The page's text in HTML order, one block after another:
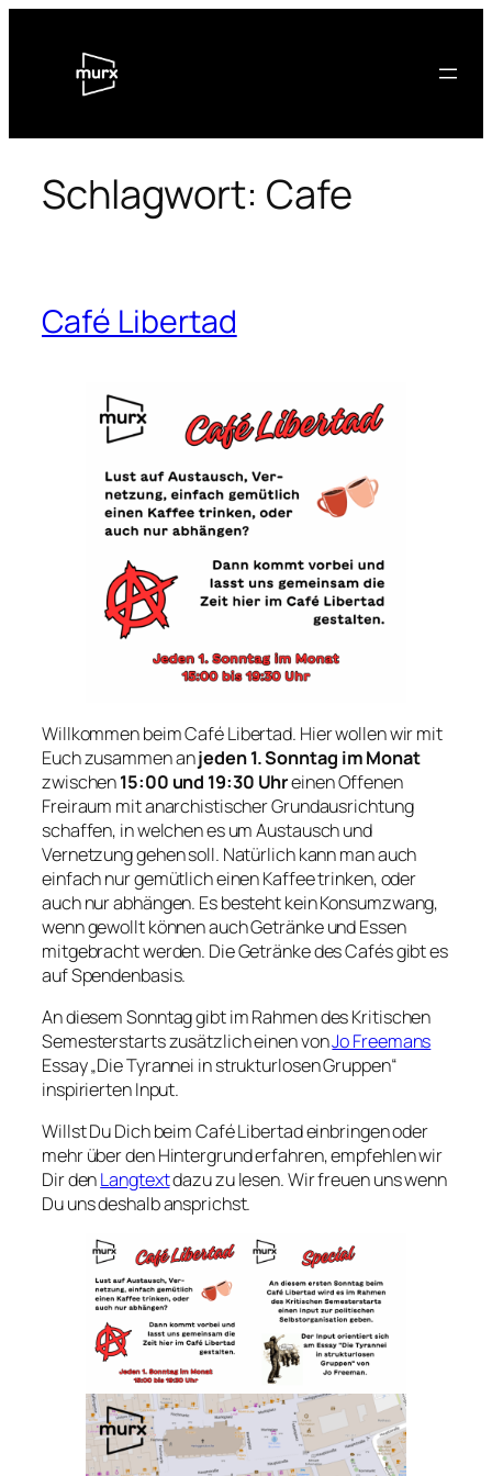
springen
Schlagwort: Cafe
Café Libertad
Willkommen beim Café Libertad. Hier wollen wir mit
Euch zusammen anjeden 1. Sonntag im Monat
zwischen15:00 und 19:30 Uhreinen Offenen
Freiraum mit anarchistischer Grundausrichtung
schaffen, in welchen es um Austausch und
Vernetzung gehen soll. Natürlich kann man auch
einfach nur gemütlich einen Kaffee trinken, oder
auch nur abhängen. Es besteht kein Konsumzwang,
wenn gewollt können auch Getränke und Essen
mitgebracht werden. Die Getränke des Cafés gibt es
auf Spendenbasis.
An diesem Sonntag gibt im Rahmen des Kritischen
Semesterstarts zusätzlich einen vonJo Freemans
Essay „Die Tyrannei in strukturlosen Gruppen“
inspirierten Input.
Willst Du Dich beim Café Libertad einbringen oder
mehr über den Hintergrund erfahren, empfehlen wir
Dir denLangtextdazu zu lesen. Wir freuen uns wenn
Du uns deshalb ansprichst.